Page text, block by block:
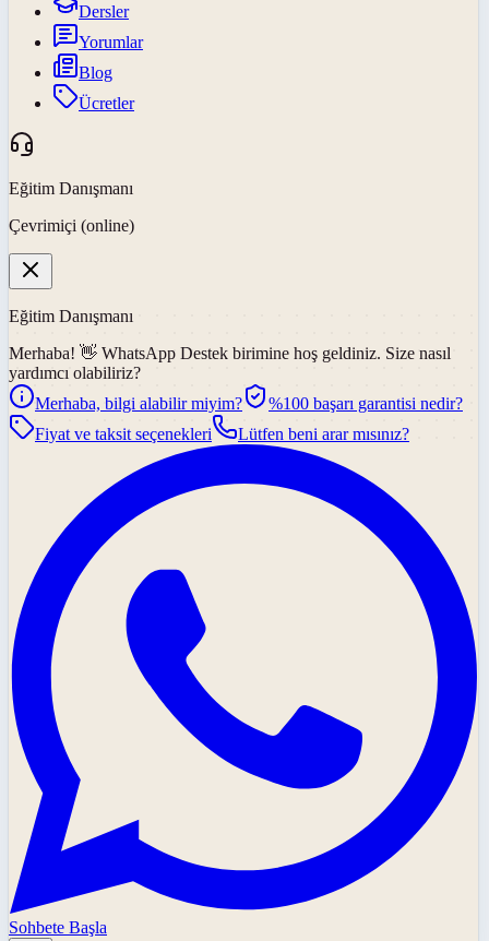
Dersler
Yorumlar
Blog
Ücretler
Eğitim Danışmanı
Çevrimiçi (online)
Eğitim Danışmanı
Merhaba! 👋 WhatsApp Destek birimine hoş geldiniz. Size nasıl
yardımcı olabiliriz?
Merhaba, bilgi alabilir miyim?
%100 başarı garantisi nedir?
Fiyat ve taksit seçenekleri
Lütfen beni arar mısınız?
Sohbete Başla